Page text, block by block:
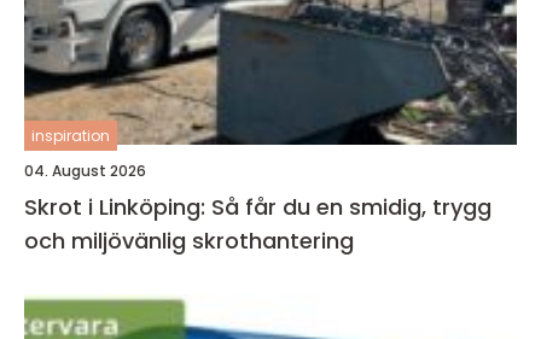
inspiration
04. August 2026
Skrot i Linköping: Så får du en smidig, trygg
och miljövänlig skrothantering